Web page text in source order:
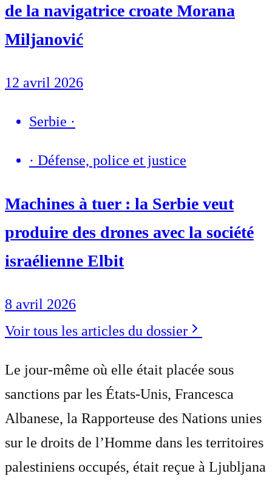
de la navigatrice croate Morana
Miljanović
12 avril 2026
Serbie ·
· Défense, police et justice
Machines à tuer : la Serbie veut
produire des drones avec la société
israélienne Elbit
8 avril 2026
Voir tous les articles du dossier
Le jour-même où elle était placée sous
sanctions par les États-Unis, Francesca
Albanese, la Rapporteuse des Nations unies
sur le droits de l’Homme dans les territoires
palestiniens occupés, était reçue à Ljubljana